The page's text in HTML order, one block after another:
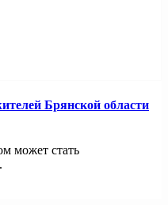
Брянской области
может стать